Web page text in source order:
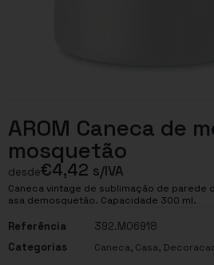
AROM Caneca de
mosquetão
desde€4,42 s/IVA
Caneca vintage de sublimação de parede
asa demosquetão. Capacidade 300 ml.
Referência
392.MO6918
Categorias
Caneca, Casa,